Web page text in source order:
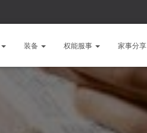
装备 权能服事 家事分享